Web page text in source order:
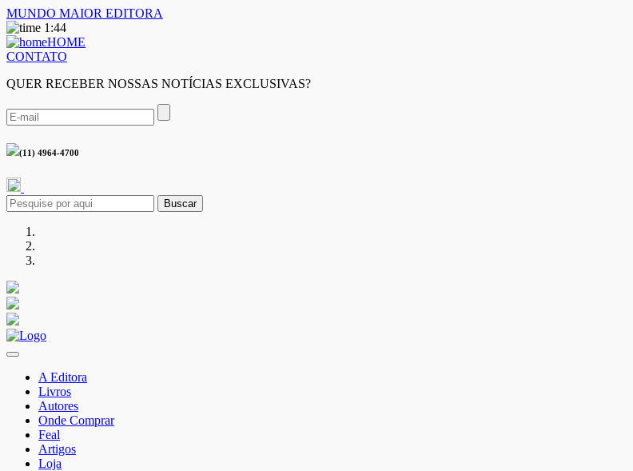
MUNDO MAIOR EDITORA
1:44
HOME
CONTATO
QUER RECEBER NOSSAS NOTÍCIAS EXCLUSIVAS?
(11) 4964-4700
Buscar
A Editora
Livros
Autores
Onde Comprar
Feal
Artigos
Loja